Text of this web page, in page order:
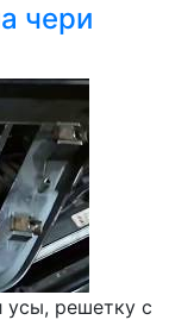
чери
усы, решетку с